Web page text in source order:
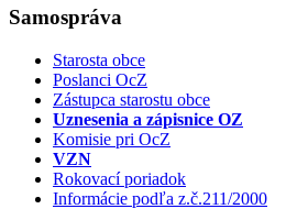
Samospráva
Starosta obce
Poslanci OcZ
Zástupca starostu obce
Uznesenia a zápisnice OZ
Komisie pri OcZ
VZN
Rokovací poriadok
Informácie podľa z.č.211/2000